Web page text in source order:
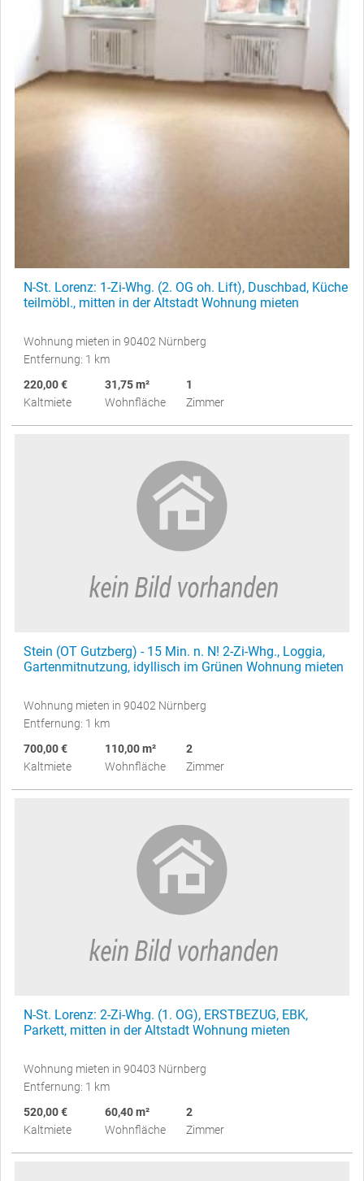
N-St. Lorenz: 1-Zi-Whg. (2. OG oh. Lift), Duschbad, Küche
teilmöbl., mitten in der Altstadt Wohnung mieten
Wohnung mieten in 90402 Nürnberg
Entfernung: 1 km
220,00 €
Kaltmiete
31,75 m²
Wohnfläche
1
Zimmer
Stein (OT Gutzberg) - 15 Min. n. N! 2-Zi-Whg., Loggia,
Gartenmitnutzung, idyllisch im Grünen Wohnung mieten
Wohnung mieten in 90402 Nürnberg
Entfernung: 1 km
700,00 €
Kaltmiete
110,00 m²
Wohnfläche
2
Zimmer
N-St. Lorenz: 2-Zi-Whg. (1. OG), ERSTBEZUG, EBK,
Parkett, mitten in der Altstadt Wohnung mieten
Wohnung mieten in 90403 Nürnberg
Entfernung: 1 km
520,00 €
Kaltmiete
60,40 m²
Wohnfläche
2
Zimmer